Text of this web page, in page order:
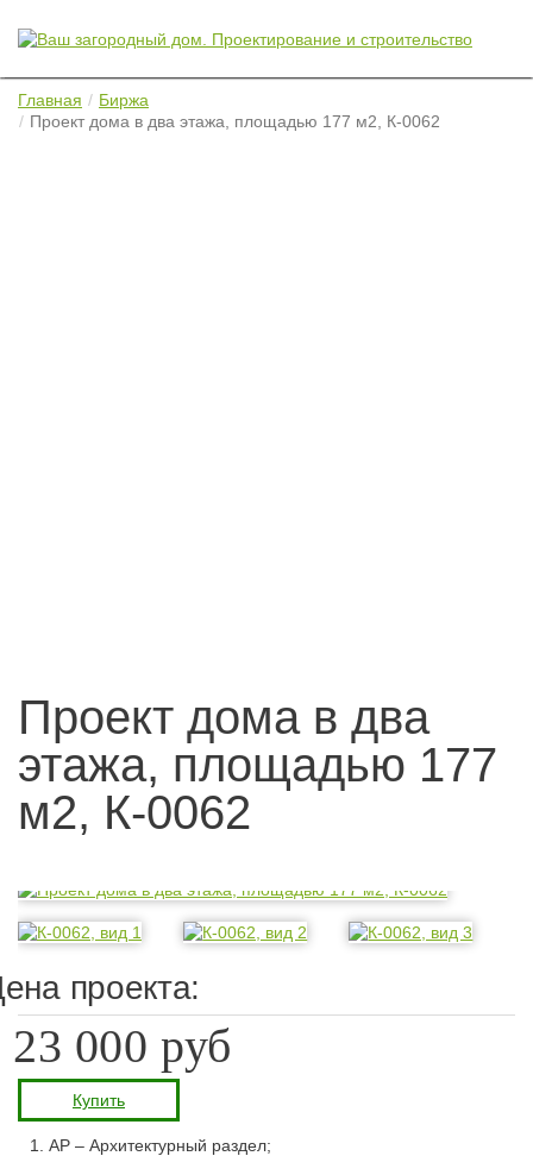
Главная
Биржа
Проект дома в два этажа, площадью 177 м2, К-0062
Проект дома в два
этажа, площадью 177
м2, К-0062
проекта:
23 000 руб
Купить
АР – Архитектурный раздел;